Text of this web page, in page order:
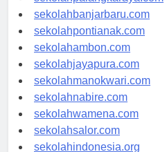
sekolahpalangkaraya.com
sekolahbanjarbaru.com
sekolahpontianak.com
sekolahambon.com
sekolahjayapura.com
sekolahmanokwari.com
sekolahnabire.com
sekolahwamena.com
sekolahsalor.com